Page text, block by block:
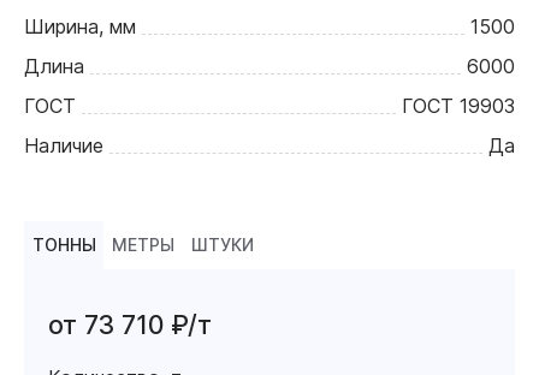
Ширина, мм
1500
Длина
6000
ГОСТ
ГОСТ 19903
Наличие
Да
ТОННЫ МЕТРЫ ШТУКИ
от 73 710 ₽/т